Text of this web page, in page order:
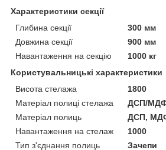
Характеристики секції
Глибина секції
300 мм
Довжина секції
900 мм
Навантаження на секцію
1000 кг
Користувальницькі характеристики
Висота стелажа
1800
Матеріал полиці стелажа
ДСП/
Матеріал полиць
ДСП,
Навантаження на стелаж
1000
Тип з'єднання полиць
Зачепи